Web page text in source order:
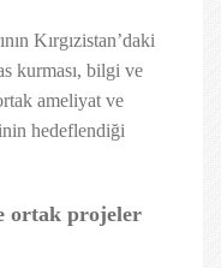
Kırgızistan’daki
kurması, bilgi ve
ameliyat ve
hedeflendiği
ortak projeler